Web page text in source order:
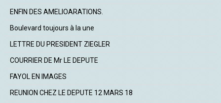
ENFIN DES AMELIOARATIONS.
Boulevard toujours à la une
LETTRE DU PRESIDENT ZIEGLER
COURRIER DE Mr LE DEPUTE
FAYOL EN IMAGES
REUNION CHEZ LE DEPUTE 12 MARS 18